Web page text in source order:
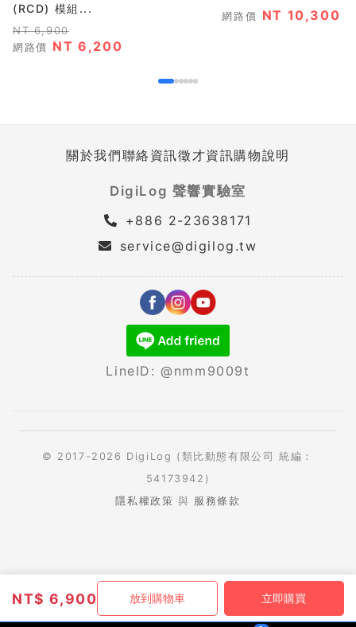
NT$6,900 放到購物車 立即購買
(RCD) 模組...
NT 6,900
網路價 NT 6,200
網路價 NT 10,300
關於我們聯絡資訊徵才資訊購物說明
DigiLog 聲響實驗室
+886 2-23638171
service@digilog.tw
LineID: @nmm9009t
© 2017-2026 DigiLog (類比動態有限公司 統編：
54173942)
隱私權政策 與 服務條款